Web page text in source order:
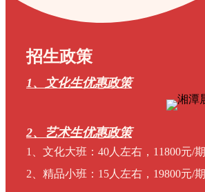
招生政策
1、文化生优惠政策
2、艺术生优惠政策
1、文化大班：40人左右，11800元/期
2、精品小班：15人左右，19800元/期